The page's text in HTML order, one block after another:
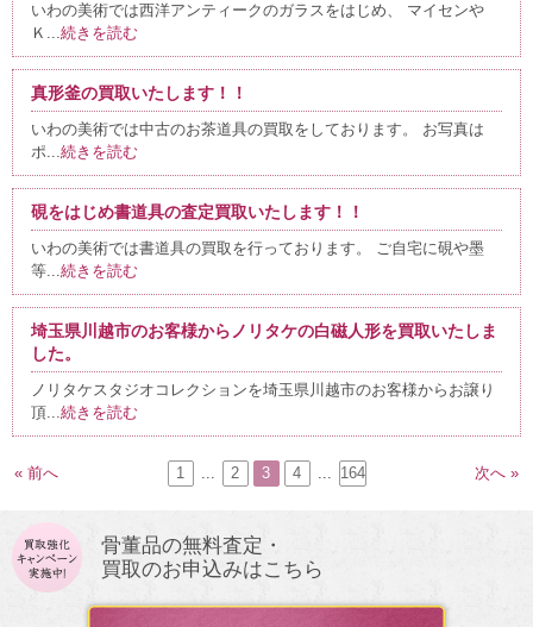
いわの美術では西洋アンティークのガラスをはじめ、 マイセンや
Ｋ...続きを読む
真形釜の買取いたします！！
いわの美術では中古のお茶道具の買取をしております。 お写真は
ポ...続きを読む
硯をはじめ書道具の査定買取いたします！！
いわの美術では書道具の買取を行っております。 ご自宅に硯や墨
等...続きを読む
埼玉県川越市のお客様からノリタケの白磁人形を買取いたしま
した。
ノリタケスタジオコレクションを埼玉県川越市のお客様からお譲り
頂...続きを読む
« 前へ 1 ... 2 3 4 ... 164 次へ »
骨董品の無料査定・
買取のお申込みはこちら